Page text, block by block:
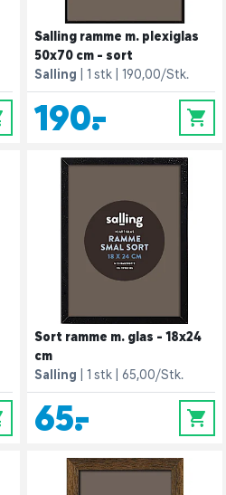
Salling ramme m. plexiglas
50x70 cm - sort
Salling
1 stk 190,00/Stk.
190,- 0
Sort ramme m. glas - 18x24
cm
Salling
1 stk 65,00/Stk.
65,- 0